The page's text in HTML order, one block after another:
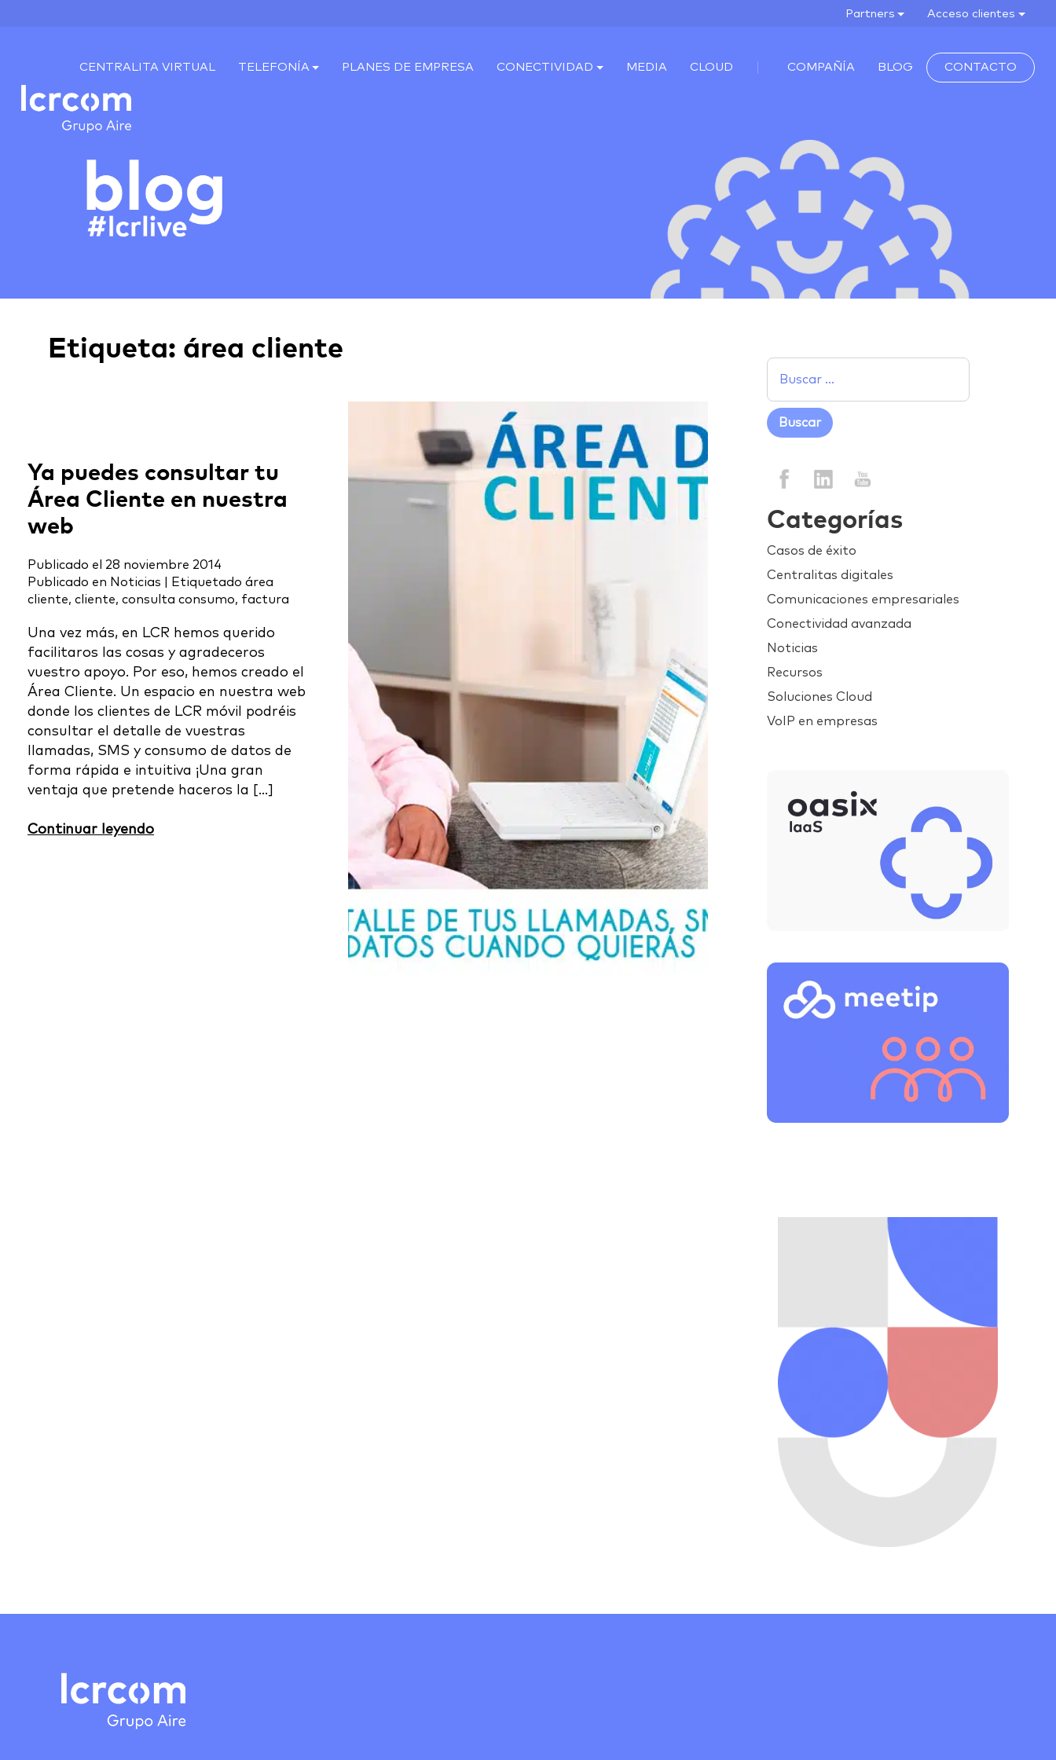
Partners Acceso clientes
CENTRALITA VIRTUAL TELEFONÍA PLANES DE EMPRESA CONECTIVIDAD MEDIA CLOUD COMPAÑÍA BLOG CONTACTO
Etiqueta: área cliente
Ya puedes consultar tu
Área Cliente en nuestra
web
Publicado el 28 noviembre 2014
Publicado en Noticias Etiquetado área
cliente, cliente, consulta consumo, factura
Una vez más, en LCR hemos querido
facilitaros las cosas y agradeceros
vuestro apoyo. Por eso, hemos creado el
Área Cliente. Un espacio en nuestra web
donde los clientes de LCR móvil podréis
consultar el detalle de vuestras
llamadas, SMS y consumo de datos de
forma rápida e intuitiva ¡Una gran
ventaja que pretende haceros la […]
Continuar leyendo
Categorías
Casos de éxito
Centralitas digitales
Comunicaciones empresariales
Conectividad avanzada
Noticias
Recursos
Soluciones Cloud
VoIP en empresas